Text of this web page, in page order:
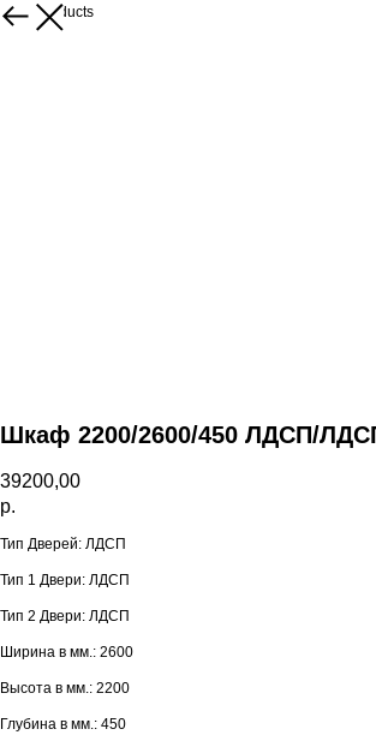
More products
Шкаф 2200/2600/450 ЛДСП/
39200,00
р.
Тип Дверей: ЛДСП
Тип 1 Двери: ЛДСП
Тип 2 Двери: ЛДСП
Ширина в мм.: 2600
Высота в мм.: 2200
Глубина в мм.: 450